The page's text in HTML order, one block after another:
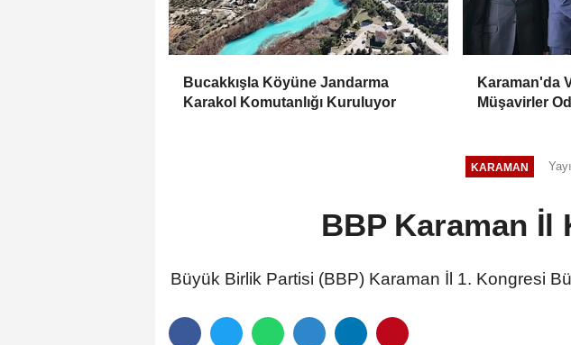
Bucakkışla Köyüne Jandarma
Karakol Komutanlığı Kuruluyor
Karaman'da
Müşavirler
KARAMAN
BBP Karaman
Büyük Birlik Partisi (BBP) Karaman İl 1. Kongresi